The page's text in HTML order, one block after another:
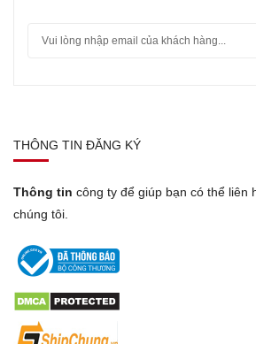
THÔNG TIN ĐĂNG KÝ
Thông tin công ty để giúp bạn có thể liên
chúng tôi.